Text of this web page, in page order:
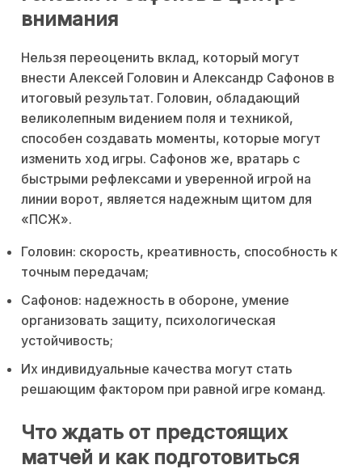
внимания
Нельзя переоценить вклад, который могут
внести Алексей Головин и Александр Сафонов в
итоговый результат. Головин, обладающий
великолепным видением поля и техникой,
способен создавать моменты, которые могут
изменить ход игры. Сафонов же, вратарь с
быстрыми рефлексами и уверенной игрой на
линии ворот, является надежным щитом для
«ПСЖ».
Головин: скорость, креативность, способность к
точным передачам;
Сафонов: надежность в обороне, умение
организовать защиту, психологическая
устойчивость;
Их индивидуальные качества могут стать
решающим фактором при равной игре команд.
Что ждать от предстоящих
матчей и как подготовиться